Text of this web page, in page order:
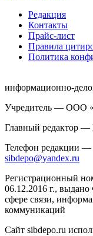
Редакция
Контакты
Прайс-лист
Правила
Политика
информационно-
Учредитель — ООО
Главный редактор —
Телефон редакции
sibdepo@yandex.ru
Регистрационный
06.12.2016 г.,
сфере связи,
коммуникаций
Сайт sibdepo.ru